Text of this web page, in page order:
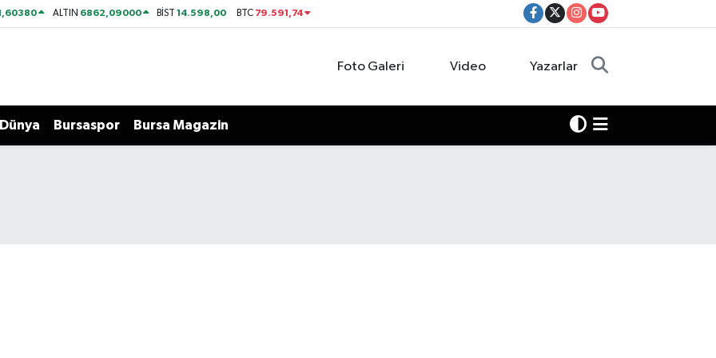
ALTIN 6862,09000 BİST14.598,00 BTC 79.591,74
Foto Galeri Video Yazarlar
Dünya Bursaspor Bursa Magazin